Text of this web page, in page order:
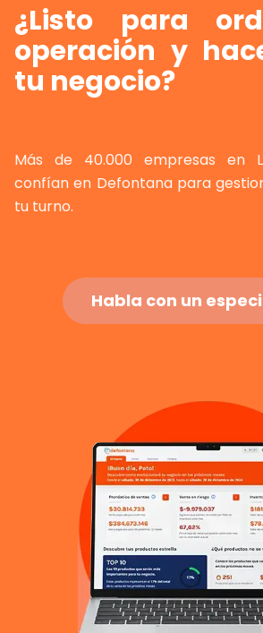
¿Listo para
operación y
tu negocio?
Más de 40.000 empresas en
confían en Defontana para
tu turno.
Habla con un